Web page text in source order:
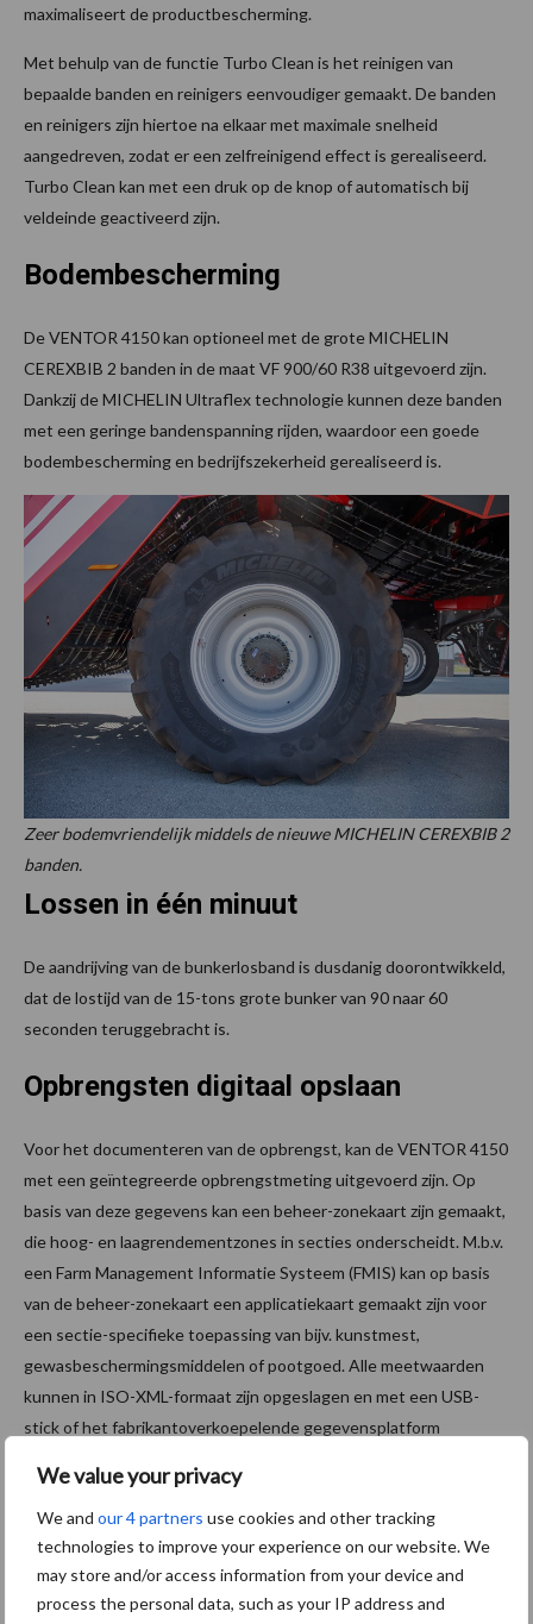
We value your privacy
We and our 4 partners use cookies and other tracking
technologies to improve your experience on our website. We
may store and/or access information from your device and
process the personal data, such as your IP address and
maximaliseert de productbescherming.
Met behulp van de functie Turbo Clean is het reinigen van
bepaalde banden en reinigers eenvoudiger gemaakt. De banden
en reinigers zijn hiertoe na elkaar met maximale snelheid
aangedreven, zodat er een zelfreinigend effect is gerealiseerd.
Turbo Clean kan met een druk op de knop of automatisch bij
veldeinde geactiveerd zijn.
Bodembescherming
De VENTOR 4150 kan optioneel met de grote MICHELIN
CEREXBIB 2 banden in de maat VF 900/60 R38 uitgevoerd zijn.
Dankzij de MICHELIN Ultraflex technologie kunnen deze banden
met een geringe bandenspanning rijden, waardoor een goede
bodembescherming en bedrijfszekerheid gerealiseerd is.
Zeer bodemvriendelijk middels de nieuwe MICHELIN CEREXBIB 2
banden.
Lossen in één minuut
De aandrijving van de bunkerlosband is dusdanig doorontwikkeld,
dat de lostijd van de 15-tons grote bunker van 90 naar 60
seconden teruggebracht is.
Opbrengsten digitaal opslaan
Voor het documenteren van de opbrengst, kan de VENTOR 4150
met een geïntegreerde opbrengstmeting uitgevoerd zijn. Op
basis van deze gegevens kan een beheer-zonekaart zijn gemaakt,
die hoog- en laagrendementzones in secties onderscheidt. M.b.v.
een Farm Management Informatie Systeem (FMIS) kan op basis
van de beheer-zonekaart een applicatiekaart gemaakt zijn voor
een sectie-specifieke toepassing van bijv. kunstmest,
gewasbeschermingsmiddelen of pootgoed. Alle meetwaarden
kunnen in ISO-XML-formaat zijn opgeslagen en met een USB-
stick of het fabrikantoverkoepelende gegevensplatform